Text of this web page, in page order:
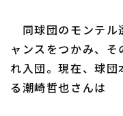
オリックス
福岡ソフト
同球団のモンテル
ャンスをつかみ、
れ入団。現在、球団
る潮崎哲也さんは